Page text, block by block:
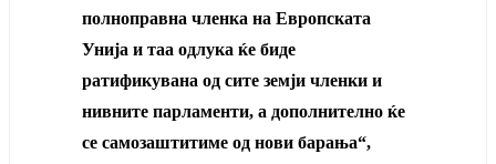
полноправна членка на Европската
Унија и таа одлука ќе биде
ратификувана од сите земји членки и
нивните парламенти, а дополнително ќе
се самозаштитиме од нови барања“,